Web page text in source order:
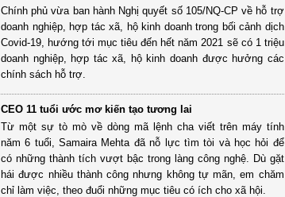
Chính phủ vừa ban hành Nghị quyết số 105/NQ-CP về hỗ trợ
doanh nghiệp, hợp tác xã, hộ kinh doanh trong bối cảnh dịch
Covid-19, hướng tới mục tiêu đến hết năm 2021 sẽ có 1 triệu
doanh nghiệp, hợp tác xã, hộ kinh doanh được hưởng các
chính sách hỗ trợ.
CEO 11 tuổi ước mơ kiến tạo tương lai
Từ một sự tò mò về dòng mã lệnh cha viết trên máy tính
năm 6 tuổi, Samaira Mehta đã nỗ lực tìm tòi và học hỏi để
có những thành tích vượt bậc trong làng công nghệ. Dù gặt
hái được nhiều thành công nhưng không tự mãn, em chăm
chỉ làm việc, theo đuổi những mục tiêu có ích cho xã hội.